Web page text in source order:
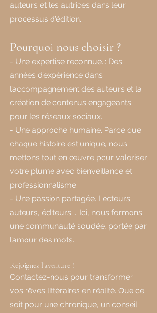
auteurs et les autrices dans leur
processus d'édition.
Pourquoi nous choisir ?
- Une expertise reconnue. : Des
années d’expérience dans
l’accompagnement des auteurs et la
création de contenus engageants
pour les réseaux sociaux.
- Une approche humaine. Parce que
chaque histoire est unique, nous
mettons tout en œuvre pour valoriser
votre plume avec bienveillance et
professionnalisme.
- Une passion partagée. Lecteurs,
auteurs, éditeurs ... Ici, nous formons
une communauté soudée, portée par
l’amour des mots.
Rejoignez l’aventure !
Contactez-nous pour transformer
vos rêves littéraires en réalité. Que ce
soit pour une chronique, un conseil